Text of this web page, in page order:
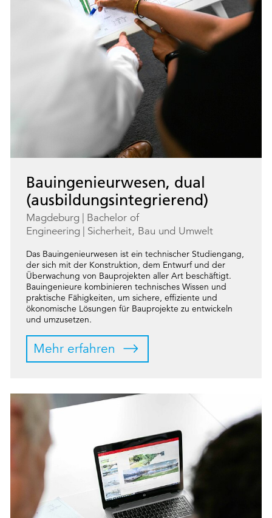
Bauingenieurwesen, dual
(ausbildungsintegrierend)
Magdeburg
Bachelor of
Engineering
Sicherheit, Bau und Umwelt
Das Bauingenieurwesen ist ein technischer Studiengang,
der sich mit der Konstruktion, dem Entwurf und der
Überwachung von Bauprojekten aller Art beschäftigt.
Bauingenieure kombinieren technisches Wissen und
praktische Fähigkeiten, um sichere, effiziente und
ökonomische Lösungen für Bauprojekte zu entwickeln
und umzusetzen.
Mehr erfahren